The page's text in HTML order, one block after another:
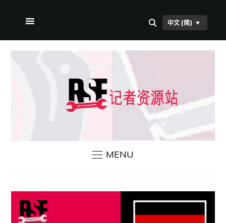
首页
中文 (简)
MENU